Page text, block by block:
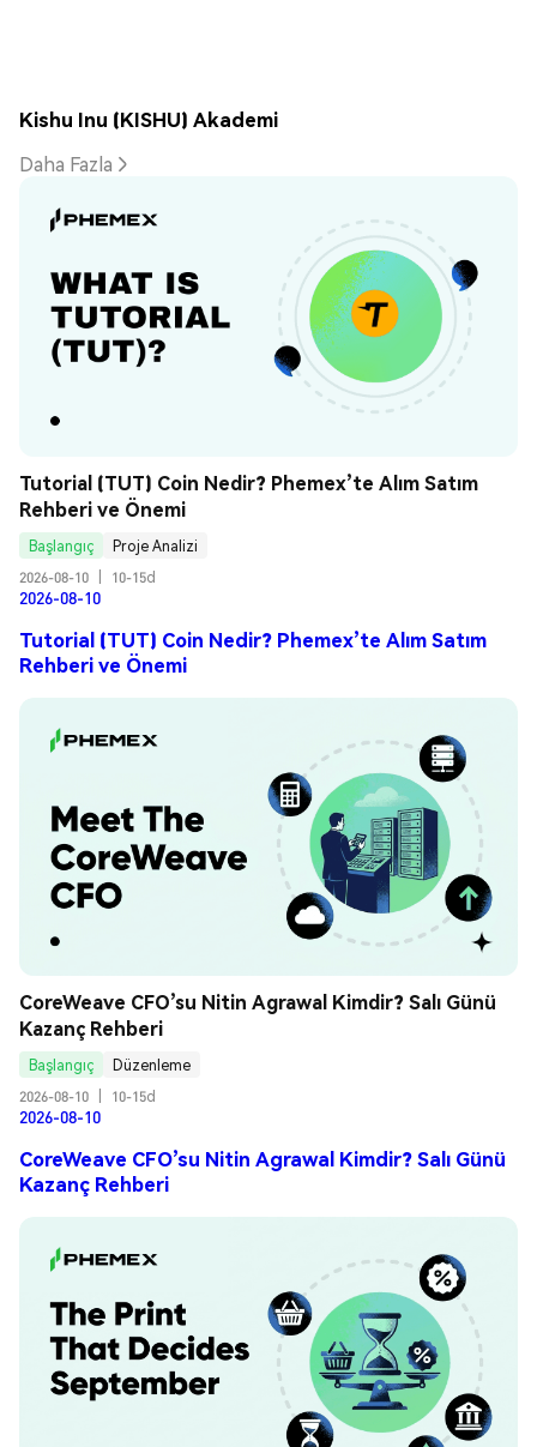
Kishu Inu (KISHU) Akademi
Daha Fazla
Tutorial (TUT) Coin Nedir? Phemex’te Alım Satım
Rehberi ve Önemi
Başlangıç
Proje Analizi
2026-08-10
10-15d
2026-08-10
Tutorial (TUT) Coin Nedir? Phemex’te Alım Satım
Rehberi ve Önemi
CoreWeave CFO’su Nitin Agrawal Kimdir? Salı Günü
Kazanç Rehberi
Başlangıç
Düzenleme
2026-08-10
10-15d
2026-08-10
CoreWeave CFO’su Nitin Agrawal Kimdir? Salı Günü
Kazanç Rehberi